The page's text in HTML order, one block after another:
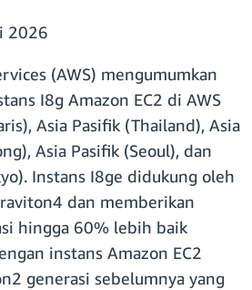
2026
(AWS) mengumumkan
I8g Amazon EC2 di AWS
Asia Pasifik (Thailand), Asia
Asia Pasifik (Seoul), dan
Instans I8ge didukung oleh
dan memberikan
hingga 60% lebih baik
instans Amazon EC2
generasi sebelumnya yang